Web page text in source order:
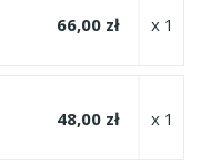
66,00 zł x 1
48,00 zł x 1